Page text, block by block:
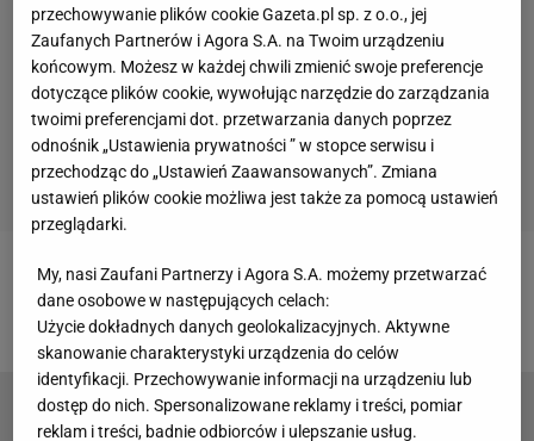
Zobacz wideoArtur Szpilka odpowiada Denisowi
Załęckiemu: Trzeba zamknąć mordę!
Ta walka rozpali cały internet. Denis Załęcki
przechowywanie plików cookie Gazeta.pl sp. z o.o., jej
Zaufanych Partnerów i Agora S.A. na Twoim urządzeniu
końcowym. Możesz w każdej chwili zmienić swoje preferencje
dotyczące plików cookie, wywołując narzędzie do zarządzania
twoimi preferencjami dot. przetwarzania danych poprzez
odnośnik „Ustawienia prywatności ” w stopce serwisu i
przechodząc do „Ustawień Zaawansowanych”. Zmiana
ustawień plików cookie możliwa jest także za pomocą ustawień
przeglądarki.
My, nasi Zaufani Partnerzy i Agora S.A. możemy przetwarzać
dane osobowe w następujących celach:
Użycie dokładnych danych geolokalizacyjnych. Aktywne
skanowanie charakterystyki urządzenia do celów
identyfikacji. Przechowywanie informacji na urządzeniu lub
dostęp do nich. Spersonalizowane reklamy i treści, pomiar
reklam i treści, badnie odbiorców i ulepszanie usług.